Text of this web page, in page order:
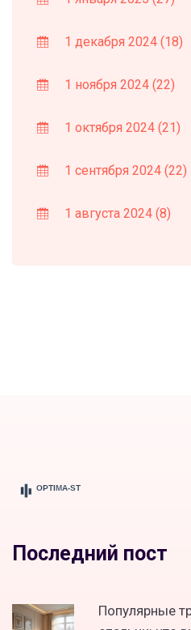
1 декабря 2024 (18)
1 ноября 2024 (22)
1 октября 2024 (21)
1 сентября 2024 (22)
1 августа 2024 (8)
Последний пост
Популярные